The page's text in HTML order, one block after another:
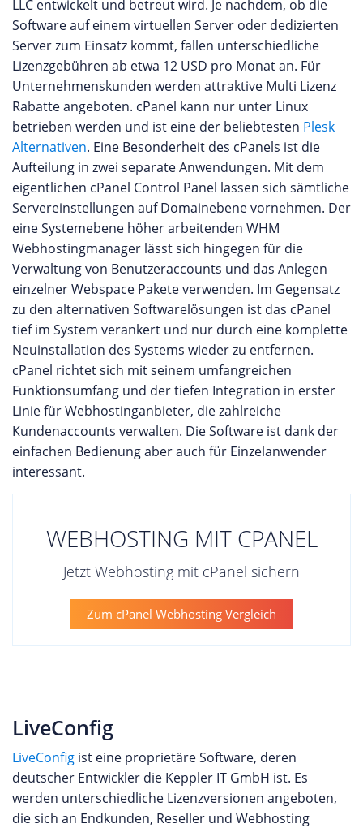
LLC entwickelt und betreut wird. Je nachdem, ob die
Software auf einem virtuellen Server oder dedizierten
Server zum Einsatz kommt, fallen unterschiedliche
Lizenzgebühren ab etwa 12 USD pro Monat an. Für
Unternehmenskunden werden attraktive Multi Lizenz
Rabatte angeboten. cPanel kann nur unter Linux
betrieben werden und ist eine der beliebtesten Plesk
Alternativen. Eine Besonderheit des cPanels ist die
Aufteilung in zwei separate Anwendungen. Mit dem
eigentlichen cPanel Control Panel lassen sich sämtliche
Servereinstellungen auf Domainebene vornehmen. Der
eine Systemebene höher arbeitenden WHM
Webhostingmanager lässt sich hingegen für die
Verwaltung von Benutzeraccounts und das Anlegen
einzelner Webspace Pakete verwenden. Im Gegensatz
zu den alternativen Softwarelösungen ist das cPanel
tief im System verankert und nur durch eine komplette
Neuinstallation des Systems wieder zu entfernen.
cPanel richtet sich mit seinem umfangreichen
Funktionsumfang und der tiefen Integration in erster
Linie für Webhostinganbieter, die zahlreiche
Kundenaccounts verwalten. Die Software ist dank der
einfachen Bedienung aber auch für Einzelanwender
interessant.
WEBHOSTING MIT CPANEL
Jetzt Webhosting mit cPanel sichern
Zum cPanel Webhosting Vergleich
LiveConfig
LiveConfig ist eine proprietäre Software, deren
deutscher Entwickler die Keppler IT GmbH ist. Es
werden unterschiedliche Lizenzversionen angeboten,
die sich an Endkunden, Reseller und Webhosting